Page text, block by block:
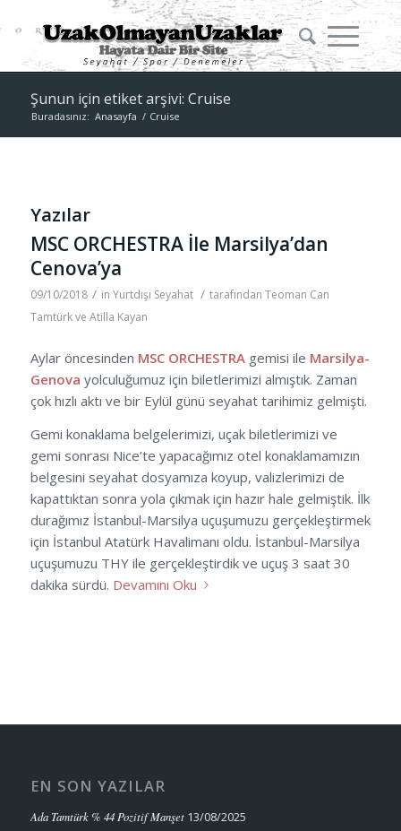
Şunun için etiket arşivi: Cruise
Buradasınız: Anasayfa / Cruise
Yazılar
MSC ORCHESTRA İle Marsilya’dan
Cenova’ya
09/10/2018 / in Yurtdışı Seyahat / tarafından Teoman Can
Tamtürk ve Atilla Kayan
Aylar öncesinden MSC ORCHESTRAgemisi ile Marsilya-
Genova yolculuğumuz için biletlerimizi almıştık. Zaman
çok hızlı aktı ve bir Eylül günü seyahat tarihimiz gelmişti.
Gemi konaklama belgelerimizi, uçak biletlerimizi ve
gemi sonrası Nice’te yapacağımız otel konaklamamızın
belgesini seyahat dosyamıza koyup, valizlerimizi de
kapattıktan sonra yola çıkmak için hazır hale gelmiştik. İlk
durağımız İstanbul-Marsilya uçuşumuzu gerçekleştirmek
için İstanbul Atatürk Havalimanı oldu. İstanbul-Marsilya
uçuşumuzu THY ile gerçekleştirdik ve uçuş 3 saat 30
dakika sürdü. Devamını Oku
EN SON YAZILAR
Ada Tamtürk % 44 Pozitif Manşet 13/08/2025